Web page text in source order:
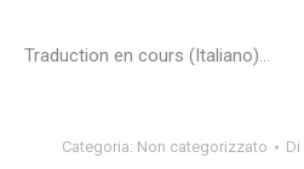
Traduction en cours (Italiano)…
Categoria: Non categorizzato Di